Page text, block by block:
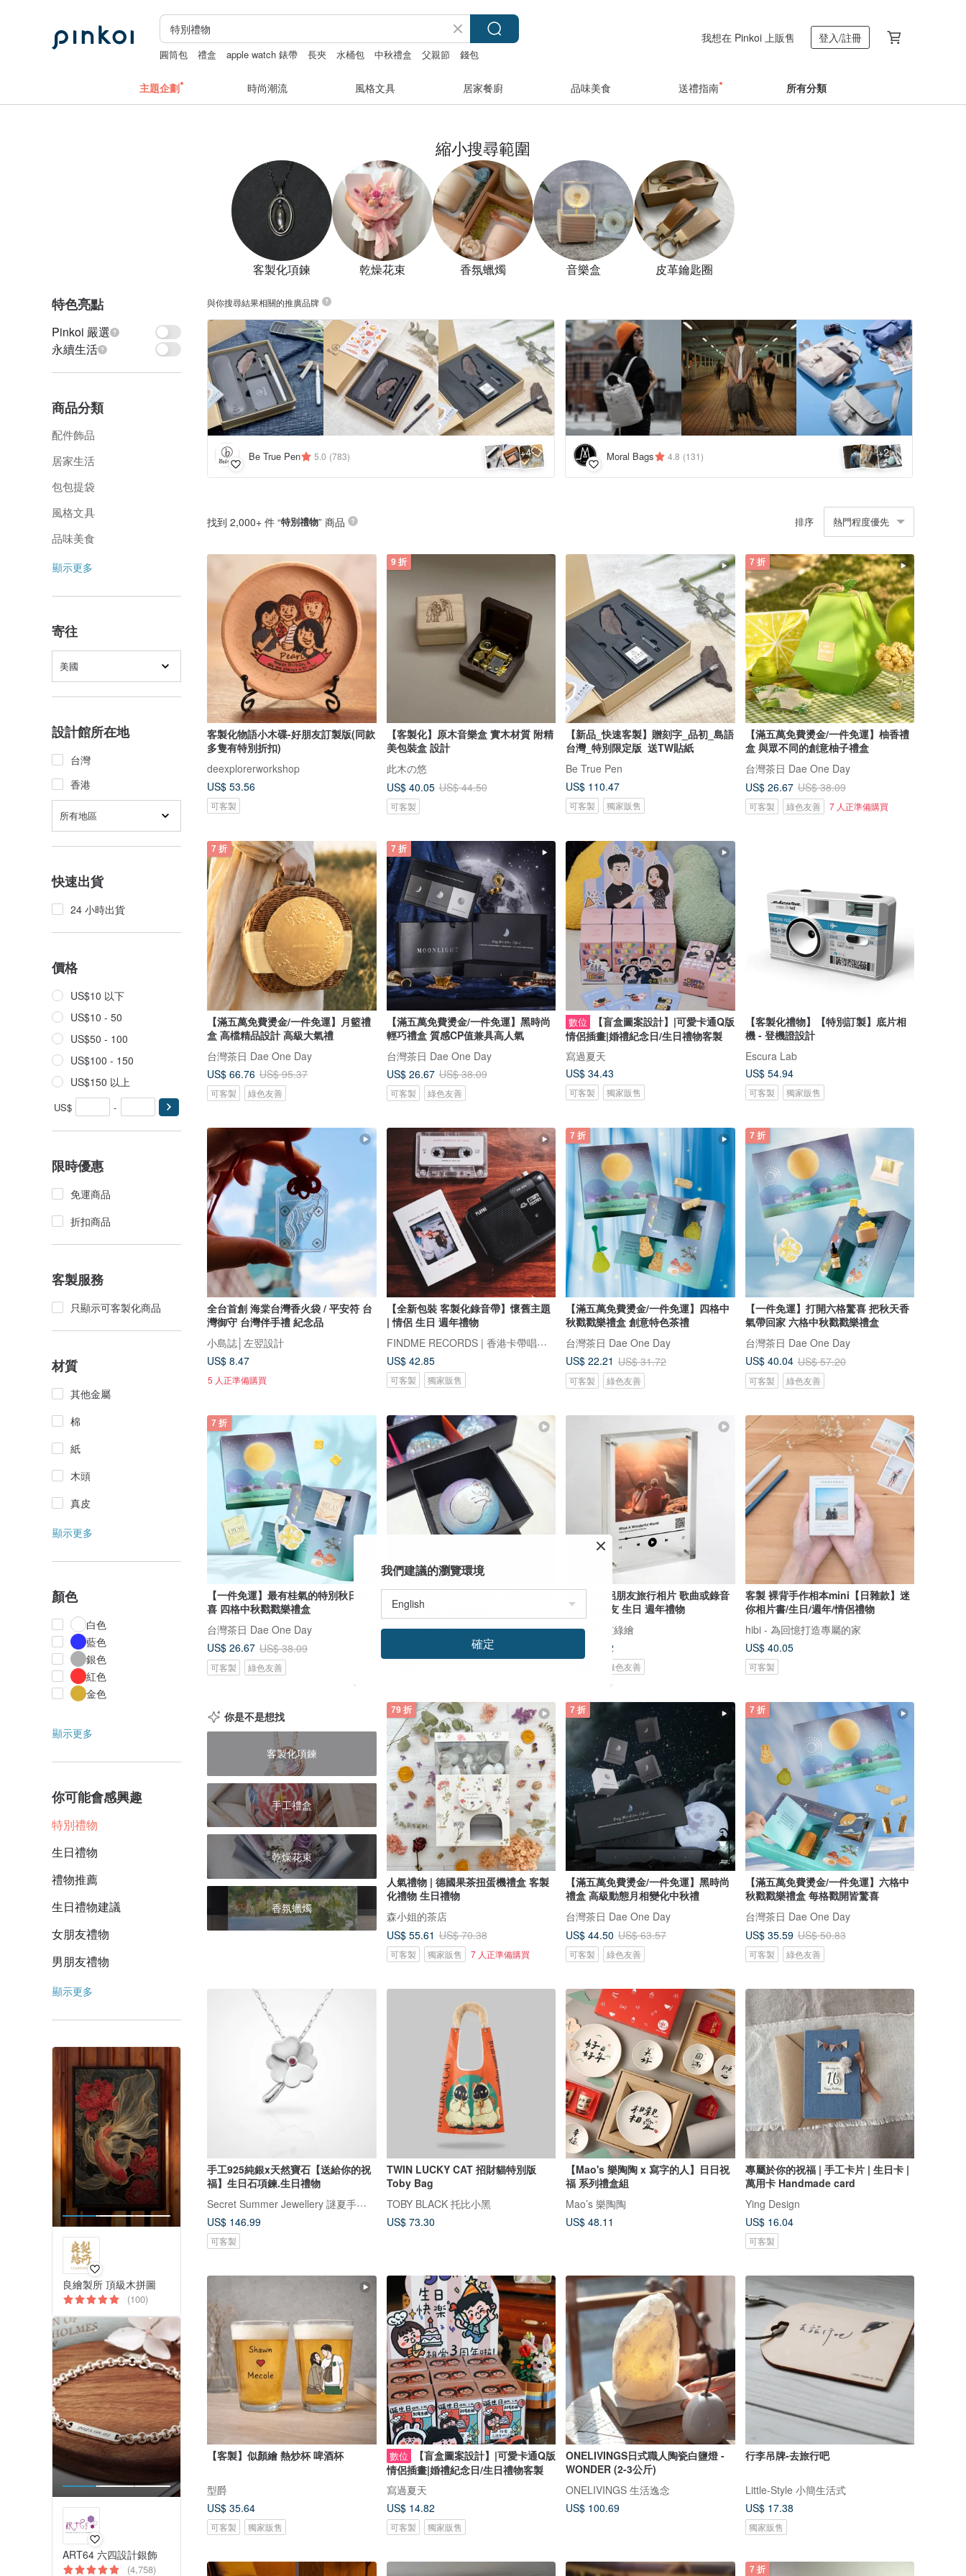
圓筒包 禮盒 apple watch 錶帶 長夾 水桶包 中秋禮盒 父親節 錢包
我想在 Pinkoi 上販售 登入/註冊
主題企劃 時尚潮流 風格文具 居家餐廚 品味美食 送禮指南 所有分類
縮小搜尋範圍
客製化項鍊 乾燥花束 香氛蠟燭 音樂盒 皮革鑰匙圈
特色亮點
Pinkoi 嚴選
永續生活
商品分類
配件飾品
居家生活
包包提袋
風格文具
品味美食
顯示更多
寄往
美國
設計館所在地
台灣
香港
所有地區
快速出貨
24 小時出貨
價格
US$10 以下
US$10 - 50
US$50 - 100
US$100 - 150
US$150 以上
US$ -
限時優惠
免運商品
折扣商品
客製服務
只顯示可客製化商品
材質
其他金屬
棉
紙
木頭
真皮
顯示更多
顏色
白色
藍色
銀色
紅色
金色
顯示更多
你可能會感興趣
特別禮物
生日禮物
禮物推薦
生日禮物建議
女朋友禮物
男朋友禮物
顯示更多
良繪製所 頂級木拼圖
(100)
ART64 六四設計銀飾
(4,758)
與你搜尋結果相關的推廣品牌
Be True Pen 5.0 (783) +4 Moral Bags 4.8 (131) +2
找到 2,000+ 件 “特別禮物” 商品 排序 熱門程度優先
客製化物語小木碟-好朋友訂製版(同款
多隻有特別折扣)
deexplorerworkshop
US$ 53.56
可客製
9 折
【客製化】原木音樂盒 實木材質 附精
美包裝盒 設計
此木の悠
US$ 40.05 US$ 44.50
可客製
【新品_快速客製】贈刻字_品初_島語
台灣_特別限定版 送TW貼紙
Be True Pen
US$ 110.47
可客製 獨家販售
7 折
【滿五萬免費燙金/一件免運】柚香禮
盒 與眾不同的創意柚子禮盒
台灣茶日 Dae One Day
US$ 26.67 US$ 38.09
可客製 綠色友善 7 人正準備購買
7 折
【滿五萬免費燙金/一件免運】月籃禮
盒 高檔精品設計 高級大氣禮
台灣茶日 Dae One Day
US$ 66.76 US$ 95.37
可客製 綠色友善
7 折
【滿五萬免費燙金/一件免運】黑時尚
輕巧禮盒 質感CP值兼具高人氣
台灣茶日 Dae One Day
US$ 26.67 US$ 38.09
可客製 綠色友善
數位
【盲盒圖案設計】|可愛卡通Q版
情侶插畫|婚禮紀念日/生日禮物客製
寫過夏天
US$ 34.43
可客製 獨家販售
【客製化禮物】【特別訂製】底片相
機 - 登機證設計
Escura Lab
US$ 54.94
可客製 獨家販售
全台首創 海棠台灣香火袋 / 平安符 台
灣御守 台灣伴手禮 紀念品
小島誌│左翌設計
US$ 8.47
5 人正準備購買
【全新包裝 客製化錄音帶】懷舊主題
| 情侶 生日 週年禮物
FINDME RECORDS | 香港卡帶唱片生活店
US$ 42.85
可客製 獨家販售
7 折
【滿五萬免費燙金/一件免運】四格中
秋戳戳樂禮盒 創意特色茶禮
台灣茶日 Dae One Day
US$ 22.21 US$ 31.72
可客製 綠色友善
7 折
【一件免運】打開六格驚喜 把秋天香
氣帶回家 六格中秋戳戳樂禮盒
台灣茶日 Dae One Day
US$ 40.04 US$ 57.20
可客製 綠色友善
7 折
【一件免運】最有桂氣的特別秋日驚
喜 四格中秋戳戳樂禮盒
台灣茶日 Dae One Day
US$ 26.67 US$ 38.09
可客製 綠色友善
製•企業•婚禮•胺基酸皂
我也手作 Me Too
客製化情侶朋友旅行相片 歌曲或錄音
相框 送女友 生日 週年禮物
IGREAN艾綠繪
US$ 30.12
綠色友善
客製 裸背手作相本mini【日雜款】迷
你相片書/生日/週年/情侶禮物
hibi - 為回憶打造專屬的家
US$ 40.05
可客製
你是不是想找
客製化項鍊
手工禮盒
乾燥花束
香氛蠟燭
79 折
人氣禮物 | 德國果茶扭蛋機禮盒 客製
化禮物 生日禮物
森小姐的茶店
US$ 55.61 US$ 70.38
可客製 獨家販售 7 人正準備購買
7 折
【滿五萬免費燙金/一件免運】黑時尚
禮盒 高級動態月相變化中秋禮
台灣茶日 Dae One Day
US$ 44.50 US$ 63.57
可客製 綠色友善
7 折
【滿五萬免費燙金/一件免運】六格中
秋戳戳樂禮盒 每格戳開皆驚喜
台灣茶日 Dae One Day
US$ 35.59 US$ 50.83
可客製 綠色友善
手工925純銀x天然寶石【送給你的祝
福】生日石項鍊.生日禮物
Secret Summer Jewellery 謎夏手工銀飾珠寶
US$ 146.99
可客製
TWIN LUCKY CAT 招財貓特別版
Toby Bag
TOBY BLACK 托比小黑
US$ 73.30
【Mao's 樂陶陶 x 寫字的人】日日祝
福 系列禮盒組
Mao’s 樂陶陶
US$ 48.11
專屬於你的祝福 | 手工卡片 | 生日卡 |
萬用卡 Handmade card
Ying Design
US$ 16.04
可客製
【客製】似顏繪 熱炒杯 啤酒杯
型爵
US$ 35.64
可客製 獨家販售
數位
【盲盒圖案設計】|可愛卡通Q版
情侶插畫|婚禮紀念日/生日禮物客製
寫過夏天
US$ 14.82
可客製 獨家販售
ONELIVINGS日式職人陶瓷白鹽燈 -
WONDER (2-3公斤)
ONELIVINGS 生活逸念
US$ 100.69
行李吊牌-去旅行吧
Little-Style 小簡生活式
US$ 17.38
獨家販售
7 折
我們建議的瀏覽環境
確定